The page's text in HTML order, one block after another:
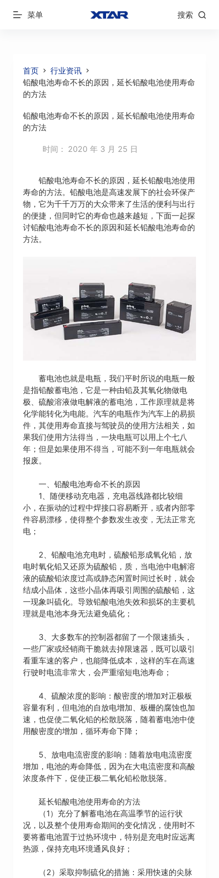
跳
菜单 搜索
首页
行业资讯
铅酸电池寿命不长的原因，延长铅酸电池使用寿命
的方法
铅酸电池寿命不长的原因，延长铅酸电池使用寿命
的方法
时间： 2020 年 3 月 25 日
铅酸电池寿命不长的原因，延长铅酸电池使用
寿命的方法。铅酸电池是高速发展下的社会环保产
物，它为千千万万的大众带来了生活的便利与出行
的便捷，但同时它的寿命也越来越短，下面一起探
讨铅酸电池寿命不长的原因和延长铅酸电池寿命的
方法。
蓄电池也就是电瓶，我们平时所说的电瓶一般
是指铅酸蓄电池，它是一种由铅及其氧化物做电
极、硫酸溶液做电解液的蓄电池，工作原理就是将
化学能转化为电能。汽车的电瓶作为汽车上的易损
件，其使用寿命直接与驾驶员的使用方法相关，如
果我们使用方法得当，一块电瓶可以用上个七八
年；但是如果使用不得当，可能不到一年电瓶就会
报废。
一、铅酸电池寿命不长的原因
1、随便移动充电器，充电器线路都比较细
小，在振动的过程中焊接口容易断开，或者内部零
件容易漂移，使得整个参数发生改变，无法正常充
电；
2、铅酸电池充电时，硫酸铅形成氧化铅，放
电时氧化铅又还原为硫酸铅，质，当电池中电解溶
液的硫酸铅浓度过高或静态闲置时间过长时，就会
结成小晶体，这些小晶体再吸引周围的硫酸铅，这
一现象叫硫化。导致铅酸电池失效和损坏的主要机
理就是电池本身无法避免硫化；
3、大多数车的控制器都留了一个限速插头，
一些厂家或经销商干脆就去掉限速器，既可以吸引
看重车速的客户，也能降低成本，这样的车在高速
行驶时电流非常大，会严重缩短电池寿命；
4、硫酸浓度的影响：酸密度的增加对正极板
容量有利，但电池的自放电增加、板栅的腐蚀也加
速，也促使二氧化铅的松散脱落，随着蓄电池中使
用酸密度的增加，循环寿命下降；
5、放电电流密度的影响：随着放电电流密度
增加，电池的寿命降低，因为在大电流密度和高酸
浓度条件下，促使正极二氧化铅松散脱落。
延长铅酸电池使用寿命的方法
（1）充分了解蓄电池在高温季节的运行状
况，以及整个使用寿命期间的变化情况，使用时不
要将蓄电池置于过热环境中，特别是充电时应远离
热源，保持充电环境通风良好；
（2）采取抑制硫化的措施：采用快速的尖脉